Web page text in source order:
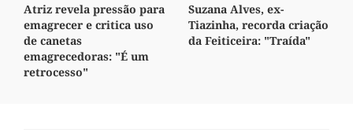
Atriz revela pressão para
emagrecer e critica uso
de canetas
emagrecedoras: "É um
retrocesso"
Suzana Alves, ex-
Tiazinha, recorda criação
da Feiticeira: "Traída"